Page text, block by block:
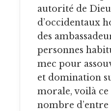
autorité de
d’occidentaux
des
personnes
mec pour
et domination
morale, voilà
nombre d’entre